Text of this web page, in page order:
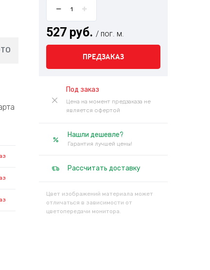
527 руб. / пог. м.
ПРЕДЗАКАЗ
Под заказ
Цена на момент предзаказа не
является офертой
Нашли дешевле?
Гарантия лучшей цены!
Рассчитать доставку
Цвет изображений материала может
отличаться в зависимости от
цветопередачи монитора.